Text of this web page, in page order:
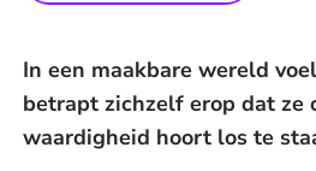
In een maakbare wereld
betrapt zichzelf erop dat ze
waardigheid hoort los te